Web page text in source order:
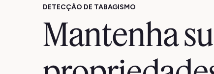
DETECÇÃO DE TABAGISMO
Mantenha